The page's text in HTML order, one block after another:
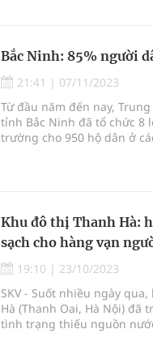
Bắc Ninh: 85% người
21:41 | 07/11/2023
Từ đầu năm đến nay,
tỉnh Bắc Ninh đã tổ chức 8
trường cho 950 hộ dân ở
Khu đô thị Thanh Hà:
sạch cho hàng vạn
19:10 | 23/10/2023
SKV - Suốt nhiều ngày
Hà (Thanh Oai, Hà Nội)
tình trạng thiếu nguồn